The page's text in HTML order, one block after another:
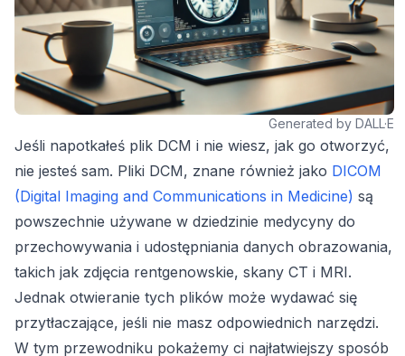
Generated by DALL·E
Jeśli napotkałeś plik DCM i nie wiesz, jak go otworzyć,
nie jesteś sam. Pliki DCM, znane również jako DICOM
(Digital Imaging and Communications in Medicine) są
powszechnie używane w dziedzinie medycyny do
przechowywania i udostępniania danych obrazowania,
takich jak zdjęcia rentgenowskie, skany CT i MRI.
Jednak otwieranie tych plików może wydawać się
przytłaczające, jeśli nie masz odpowiednich narzędzi.
W tym przewodniku pokażemy ci najłatwiejszy sposób